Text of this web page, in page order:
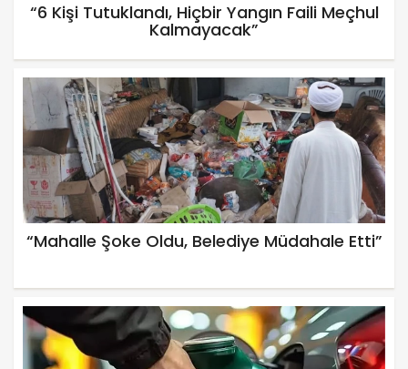
“6 Kişi Tutuklandı, Hiçbir Yangın Faili Meçhul
Kalmayacak”
“Mahalle Şoke Oldu, Belediye Müdahale Etti”